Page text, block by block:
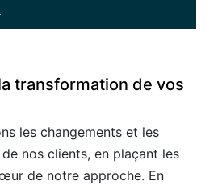
transformation de vos
les changements et les
nos clients, en plaçant les
de notre approche. En